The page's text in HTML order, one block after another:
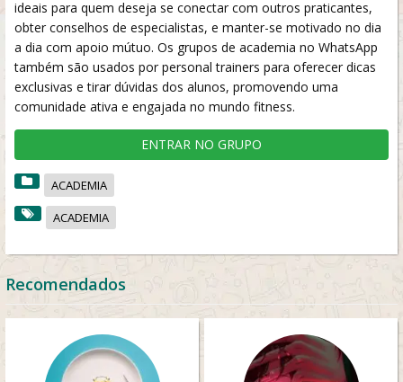
ideais para quem deseja se conectar com outros praticantes,
obter conselhos de especialistas, e manter-se motivado no dia
a dia com apoio mútuo. Os grupos de academia no WhatsApp
também são usados por personal trainers para oferecer dicas
exclusivas e tirar dúvidas dos alunos, promovendo uma
comunidade ativa e engajada no mundo fitness.
ENTRAR NO GRUPO
ACADEMIA
ACADEMIA
Recomendados